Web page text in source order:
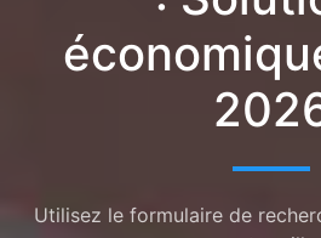
Utilisez le formulaire de